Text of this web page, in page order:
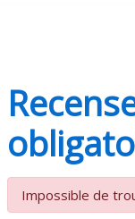
Impossible de